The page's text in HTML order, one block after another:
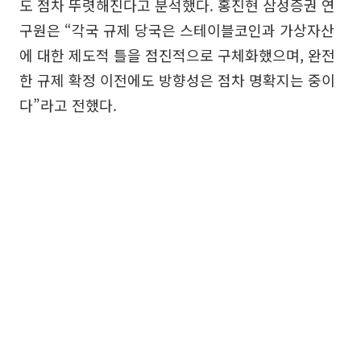
도 점차 뚜렷해진다고 분석했다. 홍진현 삼성증권 연
구원은 “각국 규제 당국은 스테이블코인과 가상자산
에 대한 제도적 틀을 점진적으로 구체화했으며, 완전
한 규제 확정 이전에도 방향성은 점차 명확지는 중이
다”라고 전했다.